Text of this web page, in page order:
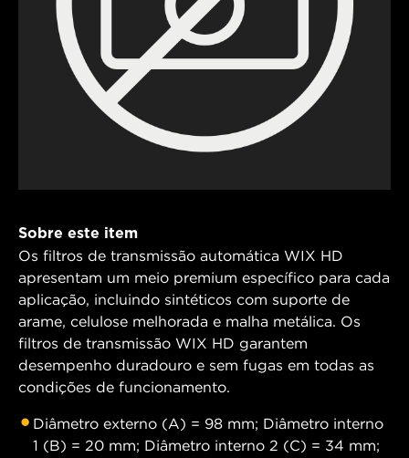
Sobre este item
Os filtros de transmissão automática WIX HD
apresentam um meio premium específico para cada
aplicação, incluindo sintéticos com suporte de
arame, celulose melhorada e malha metálica. Os
filtros de transmissão WIX HD garantem
desempenho duradouro e sem fugas em todas as
condições de funcionamento.
Diâmetro externo (A) = 98 mm; Diâmetro interno
1 (B) = 20 mm; Diâmetro interno 2 (C) = 34 mm;